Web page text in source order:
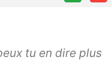
tu en dire plus